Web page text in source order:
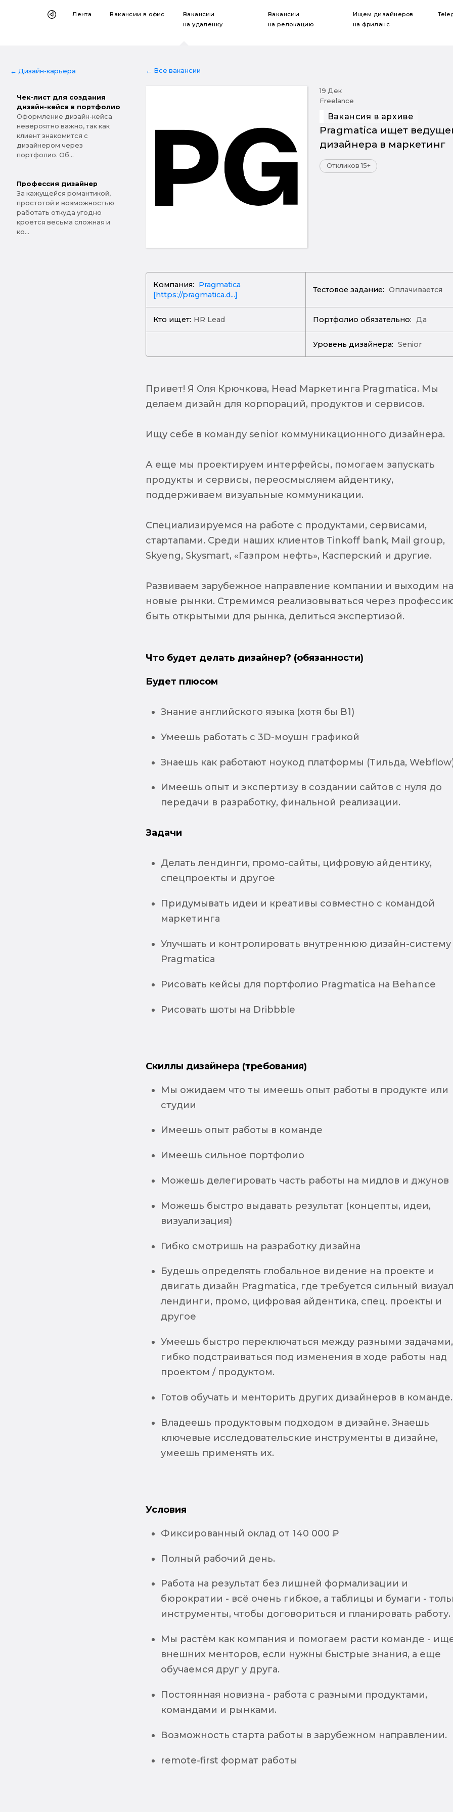
Лента Вакансиив офис
Вакансии
на удаленку
Вакансии
на релокацию
Ищем дизайнеров
на фриланс
← Дизайн-карьера
Чек-лист для создания
дизайн-кейса в портфолио
Оформление дизайн-кейса
невероятно важно, так как
клиент знакомится с
дизайнером через
портфолио. Об...
Профессия дизайнер
За кажущейся романтикой,
простотой и возможностью
работать откуда угодно
кроется весьма сложная и
ко...
← Все вакансии
19 Дек
Freelance
Вакансия в архиве
Pragmatica ищет
дизайнера в маркетинг
Откликов 15+
Компания:
Pragmatica
[https://pragmatica.d...]
Тестовое задание: Оплачивается
Кто ищет: HR Lead Портфолио обязательно: Да
Уровень дизайнера: Senior
Привет! Я Оля Крючкова, Head Маркетинга Pragmatica. Мы
делаем дизайн для корпораций, продуктов и сервисов.
Ищу себе в команду senior коммуникационного дизайнера.
А еще мы проектируем интерфейсы, помогаем запускать
продукты и сервисы, переосмысляем айдентику,
поддерживаем визуальные коммуникации.
Специализируемся на работе с продуктами, сервисами,
стартапами. Среди наших клиентов Tinkoff bank, Mail group,
Skyeng, Skysmart, «Газпром нефть», Касперский и другие.
Развиваем зарубежное направление компании и выходим на
новые рынки. Стремимся реализовываться через
быть открытыми для рынка, делиться экспертизой.
Что будет делать дизайнер? (обязанности)
Будет плюсом
Знание английского языка (хотя бы В1)
Умеешь работать с 3D-моушн графикой
Знаешь как работают ноукод платформы (Тильда,
Имеешь опыт и экспертизу в создании сайтов с нуля до
передачи в разработку, финальной реализации.
Задачи
Делать лендинги, промо-сайты, цифровую айдентику,
спецпроекты и другое
Придумывать идеи и креативы совместно с командой
маркетинга
Улучшать и контролировать внутреннюю дизайн-систему
Pragmatica
Рисовать кейсы для портфолио Pragmatica на Behance
Рисовать шоты на Dribbble
Скиллы дизайнера (требования)
Мы ожидаем что ты имеешь опыт работы в продукте или
студии
Имеешь опыт работы в команде
Имеешь сильное портфолио
Можешь делегировать часть работы на мидлов и джунов
Можешь быстро выдавать результат (концепты, идеи,
визуализация)
Гибко смотришь на разработку дизайна
Будешь определять глобальное видение на проекте и
двигать дизайн Pragmatica, где требуется сильный
лендинги, промо, цифровая айдентика, спец. проекты и
другое
Умеешь быстро переключаться между разными задачами,
гибко подстраиваться под изменения в ходе работы над
проектом / продуктом.
Готов обучать и менторить других дизайнеров в команде.
Владеешь продуктовым подходом в дизайне. Знаешь
ключевые исследовательские инструменты в дизайне,
умеешь применять их.
Условия
Фиксированный оклад от 140 000 ₽
Полный рабочий день.
Работа на результат без лишней формализации и
бюрократии - всё очень гибкое, а таблицы и бумаги -
инструменты, чтобы договориться и планировать работу.
Мы растём как компания и помогаем расти команде -
внешних менторов, если нужны быстрые знания, а еще
обучаемся друг у друга.
Постоянная новизна - работа с разными продуктами,
командами и рынками.
Возможность старта работы в зарубежном направлении.
remote-first формат работы